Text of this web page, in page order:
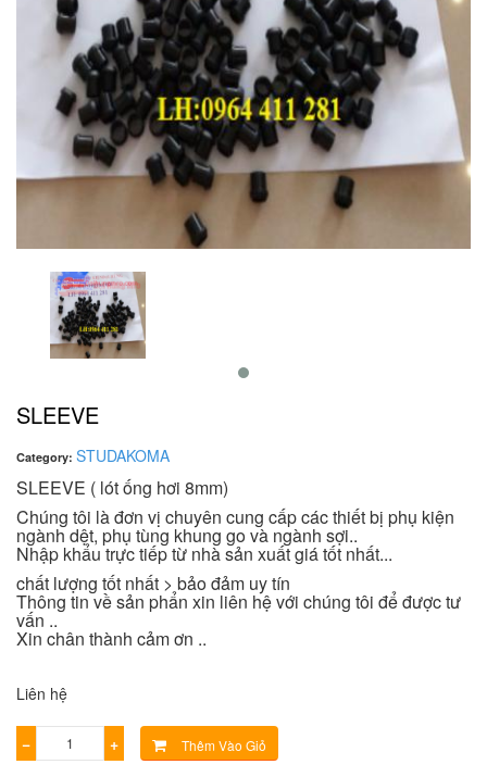
SLEEVE
Category: STUDAKOMA
SLEEVE ( lót ống hơi 8mm)
Chúng tôi là đơn vị chuyên cung cấp các thiết bị phụ kiện
ngành dệt, phụ tùng khung go và ngành sợi..
Nhập khẩu trực tiếp từ nhà sản xuất giá tốt nhất...
chất lượng tốt nhất > bảo đảm uy tín
Thông tin về sản phẩn xin liên hệ với chúng tôi để được tư
vấn ..
Xin chân thành cảm ơn ..
Liên hệ
− + Thêm Vào Giỏ